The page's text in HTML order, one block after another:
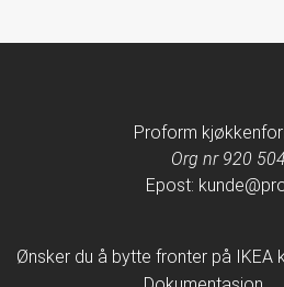
Proform
Org nr 920
Epost:
Ønsker du å bytte fronter på IKEA